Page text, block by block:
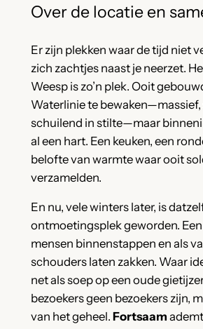
Over de locatie en
Er zijn plekken waar de tijd niet
zich zachtjes naast je neerzet.
Weesp is zo’n plek. Ooit
Waterlinie te bewaken—massief,
schuilend in stilte—maar
al een hart. Een keuken, een
belofte van warmte waar ooit
verzamelden.
En nu, vele winters later, is
ontmoetingsplek geworden.
mensen binnenstappen en als
schouders laten zakken. Waar
net als soep op een oude
bezoekers geen bezoekers zijn,
van het geheel. Fortsaam